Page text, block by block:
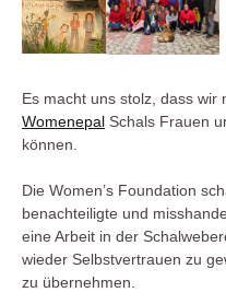
Es macht uns stolz, dass wir
Womenepal Schals Frauen
können.
Die Women’s Foundation
benachteiligte und
eine Arbeit in der
wieder Selbstvertrauen zu
zu übernehmen.